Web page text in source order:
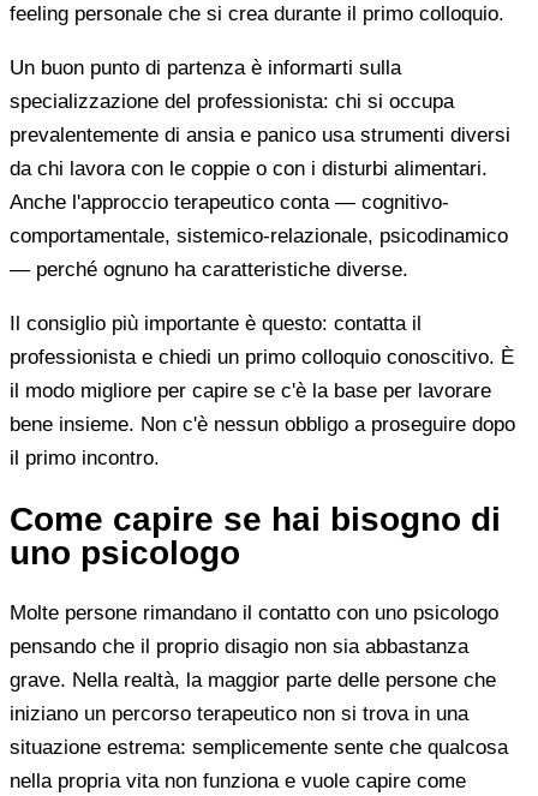
feeling personale che si crea durante il primo colloquio.
Un buon punto di partenza è informarti sulla
specializzazione del professionista: chi si occupa
prevalentemente di ansia e panico usa strumenti diversi
da chi lavora con le coppie o con i disturbi alimentari.
Anche l'approccio terapeutico conta — cognitivo-
comportamentale, sistemico-relazionale, psicodinamico
— perché ognuno ha caratteristiche diverse.
Il consiglio più importante è questo: contatta il
professionista e chiedi un primo colloquio conoscitivo. È
il modo migliore per capire se c'è la base per lavorare
bene insieme. Non c'è nessun obbligo a proseguire dopo
il primo incontro.
Come capire se hai bisogno di
uno psicologo
Molte persone rimandano il contatto con uno psicologo
pensando che il proprio disagio non sia abbastanza
grave. Nella realtà, la maggior parte delle persone che
iniziano un percorso terapeutico non si trova in una
situazione estrema: semplicemente sente che qualcosa
nella propria vita non funziona e vuole capire come